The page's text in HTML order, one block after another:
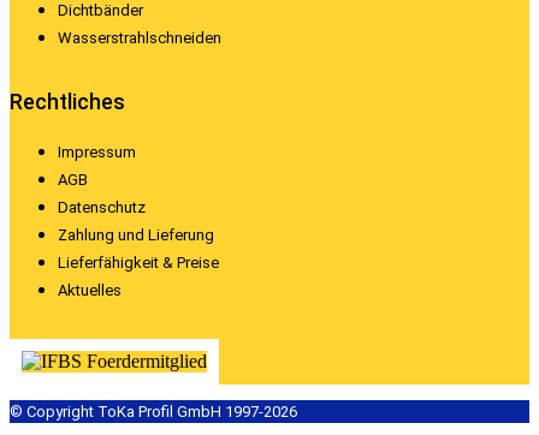
Dichtbänder
Wasserstrahlschneiden
Rechtliches
Impressum
AGB
Datenschutz
Zahlung und Lieferung
Lieferfähigkeit & Preise
Aktuelles
© Copyright ToKa Profil GmbH 1997-2026